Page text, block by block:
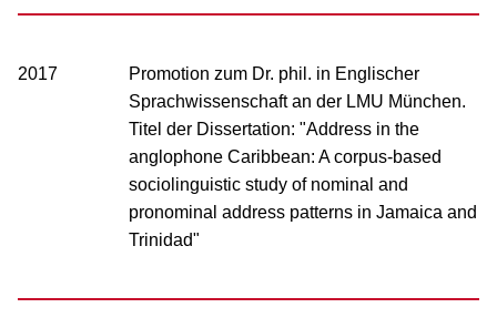
2017
Promotion zum Dr. phil. in Englischer
Sprachwissenschaft an der LMU München.
Titel der Dissertation: "Address in the
anglophone Caribbean: A corpus-based
sociolinguistic study of nominal and
pronominal address patterns in Jamaica and
Trinidad"